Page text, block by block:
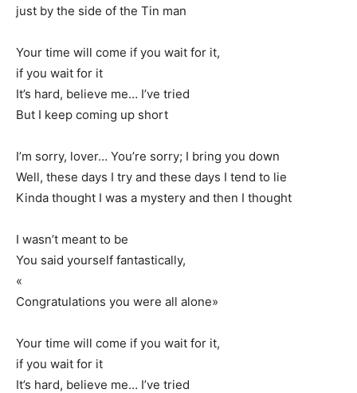
just by the side of the Tin man
Your time will come if you wait for it,
if you wait for it
It’s hard, believe me… I’ve tried
But I keep coming up short
I’m sorry, lover… You’re sorry; I bring you down
Well, these days I try and these days I tend to lie
Kinda thought I was a mystery and then I thought
I wasn’t meant to be
You said yourself fantastically,
«
Congratulations you were all alone»
Your time will come if you wait for it,
if you wait for it
It’s hard, believe me… I’ve tried